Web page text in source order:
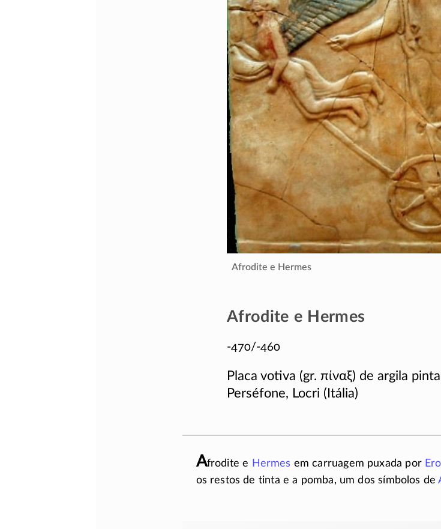
Afrodite e Hermes
Afrodite e Hermes
-470/-460
Placa votiva (gr. πίναξ) de argila
Perséfone, Locri (Itália)
Afrodite e Hermes em carruagem puxada por
os restos de tinta e a pomba, um dos símbolos de